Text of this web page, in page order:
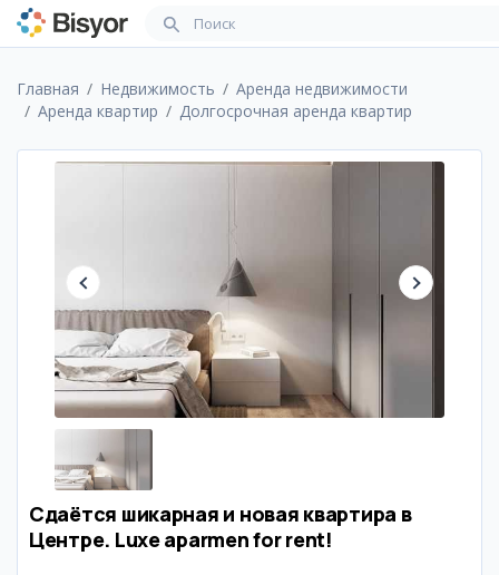
Главная Недвижимость
Аренда недвижимости
Аренда квартир
Долгосрочная аренда квартир
Сдаётся шикарная и новая квартира в
Центре. Luxe aparmen for rent!